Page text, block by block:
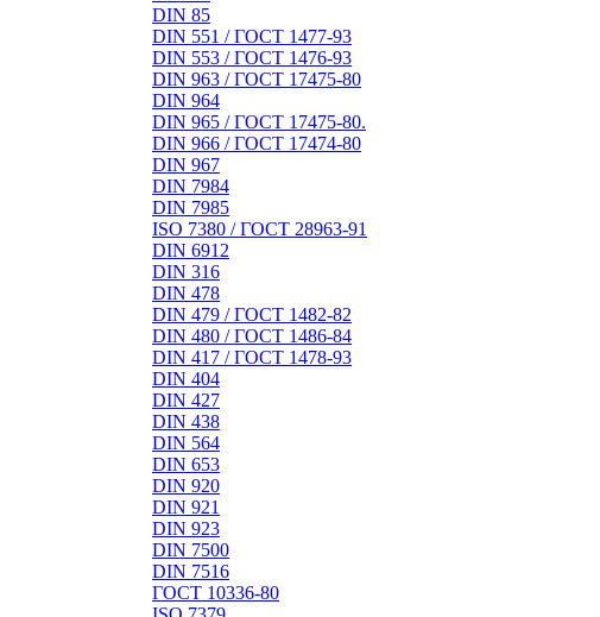
DIN 85
DIN 551 / ГОСТ 1477-93
DIN 553 / ГОСТ 1476-93
DIN 963 / ГОСТ 17475-80
DIN 964
DIN 965 / ГОСТ 17475-80.
DIN 966 / ГОСТ 17474-80
DIN 967
DIN 7984
DIN 7985
ISO 7380 / ГОСТ 28963-91
DIN 6912
DIN 316
DIN 478
DIN 479 / ГОСТ 1482-82
DIN 480 / ГОСТ 1486-84
DIN 417 / ГОСТ 1478-93
DIN 404
DIN 427
DIN 438
DIN 564
DIN 653
DIN 920
DIN 921
DIN 923
DIN 7500
DIN 7516
ГОСТ 10336-80